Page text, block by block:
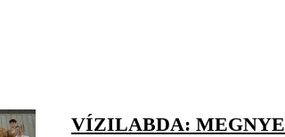
VÍZILABDA: